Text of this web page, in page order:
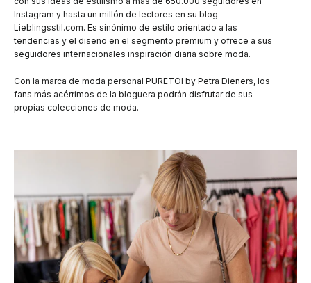
Instagram y hasta un millón de lectores en su blog
Lieblingsstil.com. Es sinónimo de estilo orientado a las
tendencias y el diseño en el segmento premium y ofrece a sus
seguidores internacionales inspiración diaria sobre moda.
Con la marca de moda personal PURETOI by Petra Dieners, los
fans más acérrimos de la bloguera podrán disfrutar de sus
propias colecciones de moda.